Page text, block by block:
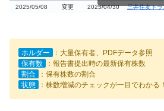
2025/05/08
変更 2025/04/30 三井住友ト
ホルダー
：大量保有者、PDFデータ参照
保有数
：報告書提出時の最新保有株数
割合
：保有株数の割合
状態
：株数増減のチェックが一目でわかる！